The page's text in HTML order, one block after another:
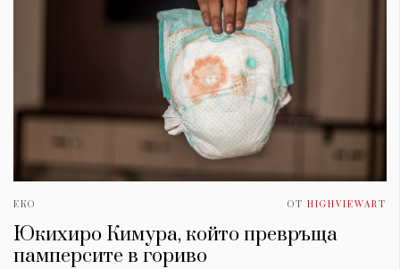
ЕКО ОТ HIGHVIEWART
Юкихиро Кимура, който превръща
памперсите в гориво